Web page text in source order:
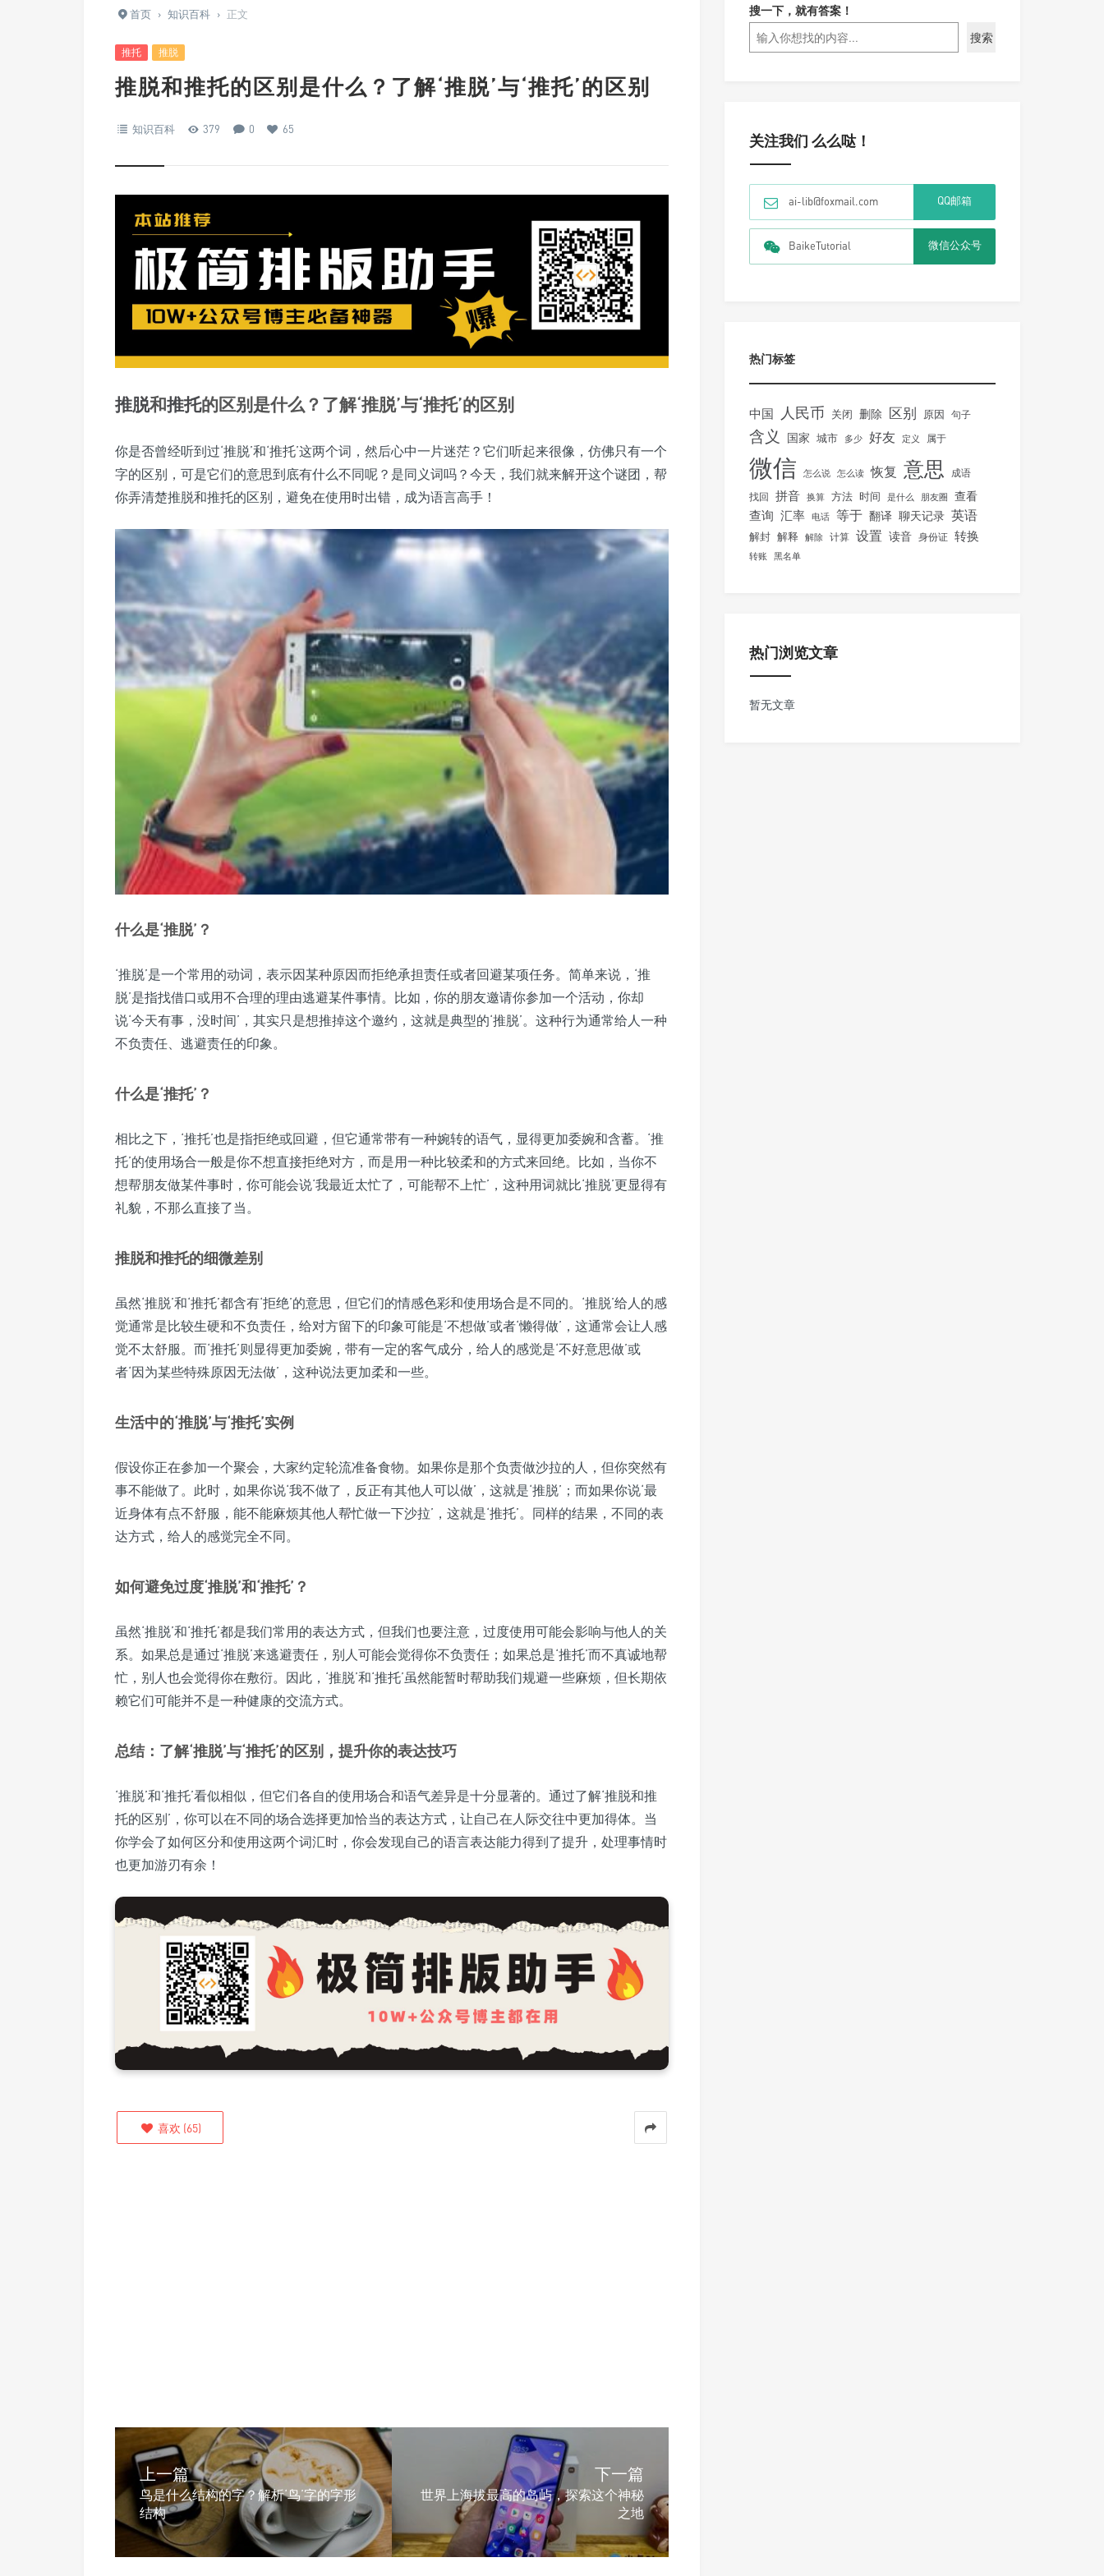
首页 › 知识百科 › 正文
推托 推脱
推脱和推托的区别是什么？了解‘推脱’与‘推托’的区别
知识百科 379 0 65
推脱和推托的区别是什么？了解‘推脱’与‘推托’的区别
你是否曾经听到过‘推脱’和‘推托’这两个词，然后心中一片迷茫？它们听起来很像，仿佛只有一个
字的区别，可是它们的意思到底有什么不同呢？是同义词吗？今天，我们就来解开这个谜团，帮
你弄清楚推脱和推托的区别，避免在使用时出错，成为语言高手！
什么是‘推脱’？
‘推脱’是一个常用的动词，表示因某种原因而拒绝承担责任或者回避某项任务。简单来说，‘推
脱’是指找借口或用不合理的理由逃避某件事情。比如，你的朋友邀请你参加一个活动，你却
说‘今天有事，没时间’，其实只是想推掉这个邀约，这就是典型的‘推脱’。这种行为通常给人一种
不负责任、逃避责任的印象。
什么是‘推托’？
相比之下，‘推托’也是指拒绝或回避，但它通常带有一种婉转的语气，显得更加委婉和含蓄。‘推
托’的使用场合一般是你不想直接拒绝对方，而是用一种比较柔和的方式来回绝。比如，当你不
想帮朋友做某件事时，你可能会说‘我最近太忙了，可能帮不上忙’，这种用词就比‘推脱’更显得有
礼貌，不那么直接了当。
推脱和推托的细微差别
虽然‘推脱’和‘推托’都含有‘拒绝’的意思，但它们的情感色彩和使用场合是不同的。‘推脱’给人的感
觉通常是比较生硬和不负责任，给对方留下的印象可能是‘不想做’或者‘懒得做’，这通常会让人感
觉不太舒服。而‘推托’则显得更加委婉，带有一定的客气成分，给人的感觉是‘不好意思做’或
者‘因为某些特殊原因无法做’，这种说法更加柔和一些。
生活中的‘推脱’与‘推托’实例
假设你正在参加一个聚会，大家约定轮流准备食物。如果你是那个负责做沙拉的人，但你突然有
事不能做了。此时，如果你说‘我不做了，反正有其他人可以做’，这就是‘推脱’；而如果你说‘最
近身体有点不舒服，能不能麻烦其他人帮忙做一下沙拉’，这就是‘推托’。同样的结果，不同的表
达方式，给人的感觉完全不同。
如何避免过度‘推脱’和‘推托’？
虽然‘推脱’和‘推托’都是我们常用的表达方式，但我们也要注意，过度使用可能会影响与他人的关
系。如果总是通过‘推脱’来逃避责任，别人可能会觉得你不负责任；如果总是‘推托’而不真诚地帮
忙，别人也会觉得你在敷衍。因此，‘推脱’和‘推托’虽然能暂时帮助我们规避一些麻烦，但长期依
赖它们可能并不是一种健康的交流方式。
总结：了解‘推脱’与‘推托’的区别，提升你的表达技巧
‘推脱’和‘推托’看似相似，但它们各自的使用场合和语气差异是十分显著的。通过了解‘推脱和推
托的区别’，你可以在不同的场合选择更加恰当的表达方式，让自己在人际交往中更加得体。当
你学会了如何区分和使用这两个词汇时，你会发现自己的语言表达能力得到了提升，处理事情时
也更加游刃有余！
喜欢 (65)
上一篇
鸟是什么结构的字？解析‘鸟’字的字形
结构
下一篇
世界上海拔最高的岛屿，探索这个神秘
之地
搜一下，就有答案！
搜索
关注我们 么么哒！
ai-lib@foxmail.com QQ邮箱
BaikeTutorial 微信公众号
热门标签
中国 人民币 关闭 删除 区别 原因 句子
含义 国家 城市 多少 好友 定义 属于
微信 怎么说 怎么读 恢复 意思 成语
找回 拼音 换算 方法 时间 是什么 朋友圈 查看
查询 汇率 电话 等于 翻译 聊天记录 英语
解封 解释 解除 计算 设置 读音 身份证 转换
转账 黑名单
热门浏览文章
暂无文章